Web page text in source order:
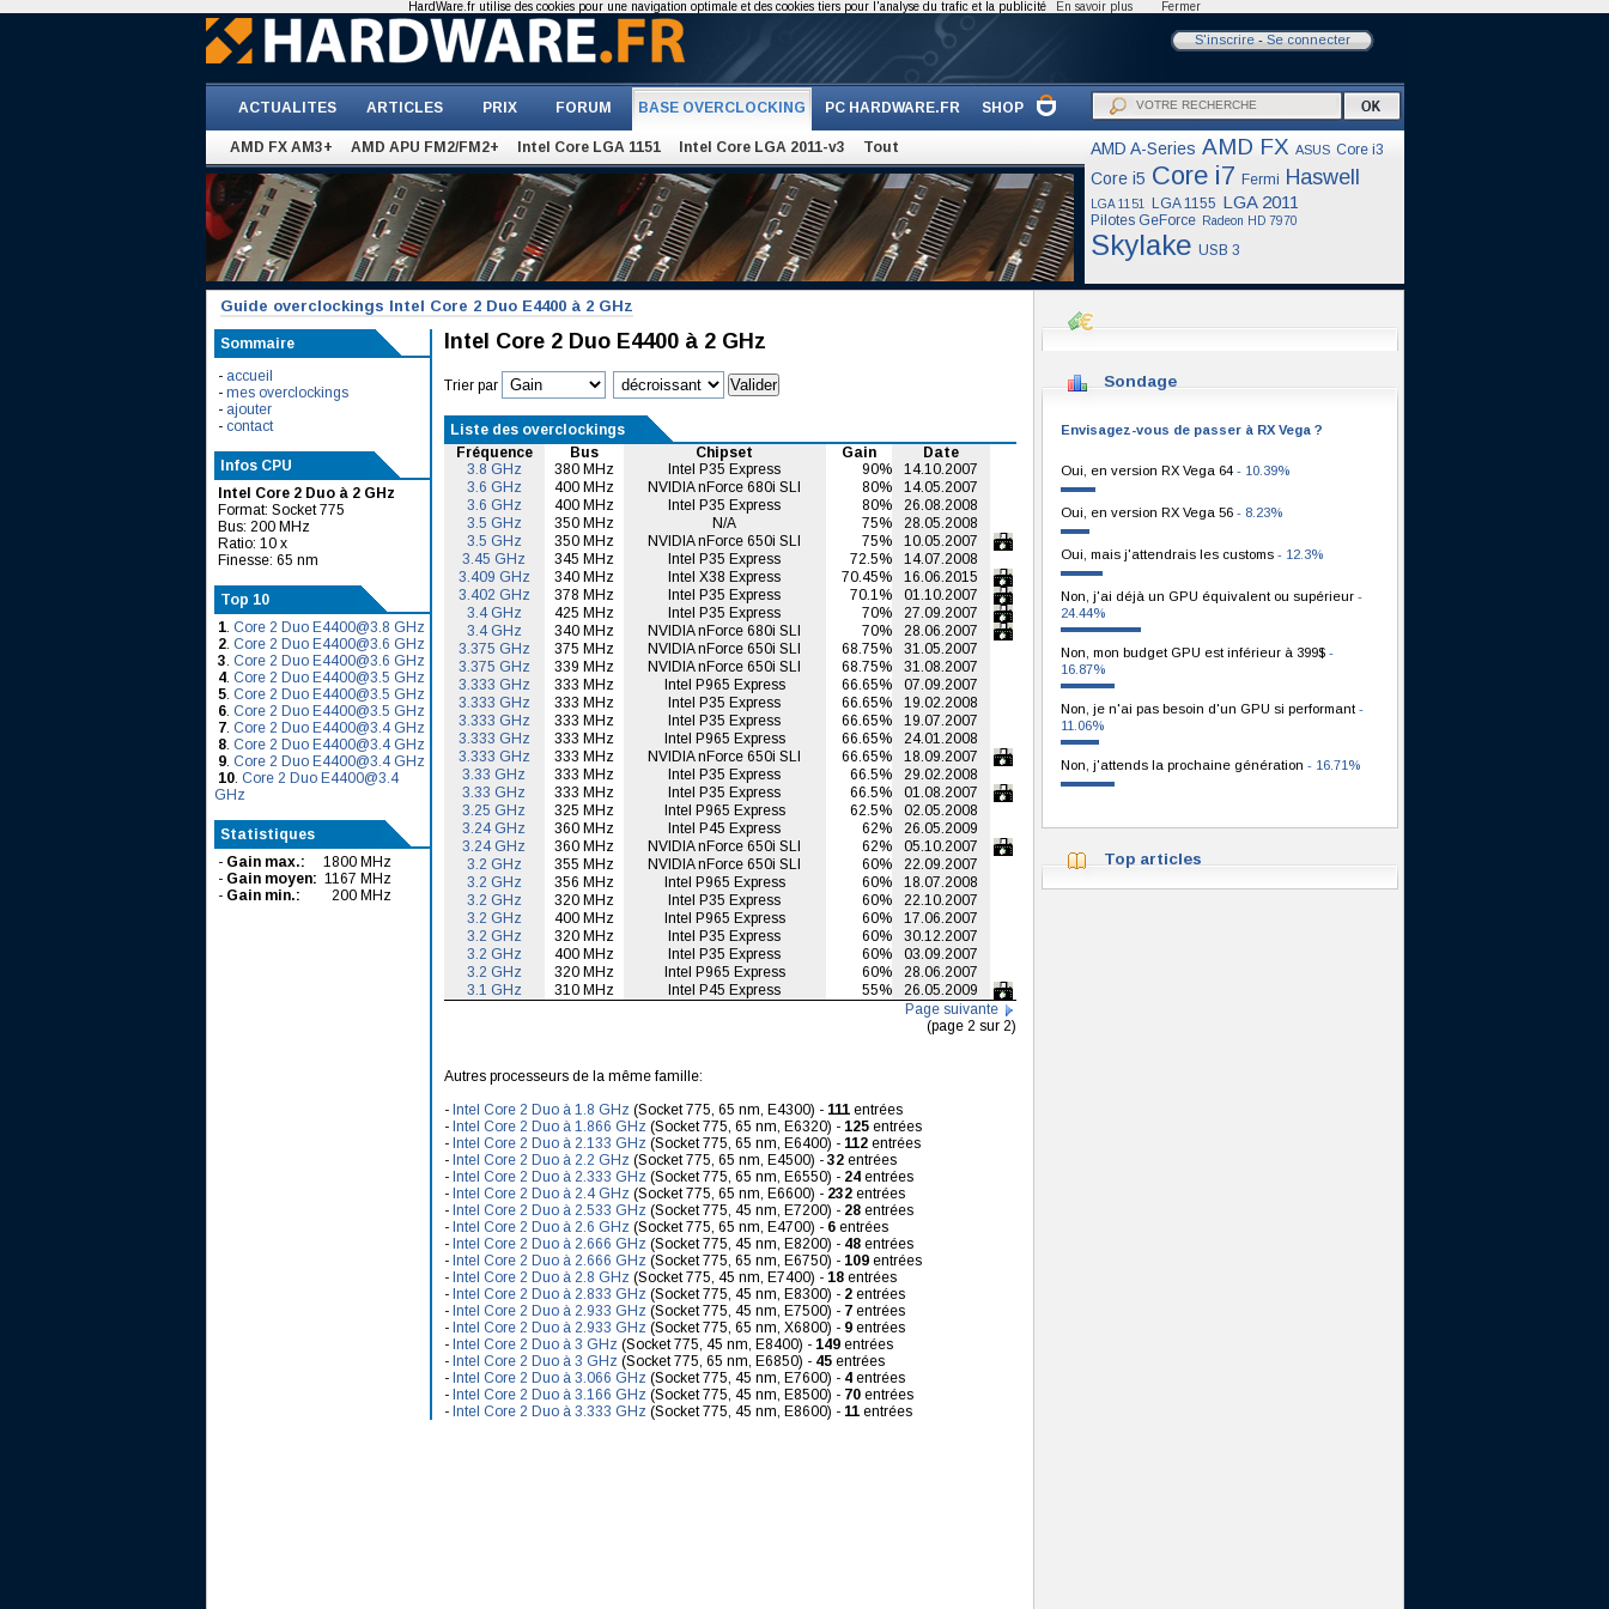
S'inscrire- Se connecter
ACTUALITES ARTICLES PRIX FORUM BASE OVERCLOCKING PC HARDWARE.FR SHOP
AMD FX AM3+ AMD APU FM2/FM2+ Intel Core LGA 1151 Intel Core LGA 2011-v3 Tout AMD A-Series AMD FX ASUS Core i3
Core i5 Core i7 Fermi Haswell
LGA 1151 LGA 1155 LGA 2011
Pilotes GeForce Radeon HD 7970
Skylake USB 3
Guide overclockings Intel Core 2 Duo E4400 à 2 GHz
Sommaire
- accueil
- mes overclockings
- ajouter
- contact
Infos CPU
Intel Core 2 Duo à 2 GHz
Format: Socket 775
Bus: 200 MHz
Ratio: 10 x
Finesse: 65 nm
Top 10
1. Core 2 Duo E4400@3.8 GHz
2. Core 2 Duo E4400@3.6 GHz
3. Core 2 Duo E4400@3.6 GHz
4. Core 2 Duo E4400@3.5 GHz
5. Core 2 Duo E4400@3.5 GHz
6. Core 2 Duo E4400@3.5 GHz
7. Core 2 Duo E4400@3.4 GHz
8. Core 2 Duo E4400@3.4 GHz
9. Core 2 Duo E4400@3.4 GHz
10. Core 2 Duo E4400@3.4
GHz
Statistiques
- Gain max.:
1800 MHz
- Gain moyen: 1167 MHz
- Gain min.: 200 MHz
Intel Core 2 Duo E4400 à 2 GHz
Trier par
Liste des overclockings
Fréquence
Bus Chipset Gain
Date
3.8 GHz
380 MHz Intel P35 Express 90%
14.10.2007
3.6 GHz
400 MHz NVIDIA nForce 680i SLI 80%
14.05.2007
3.6 GHz
400 MHz Intel P35 Express 80%
26.08.2008
3.5 GHz
350 MHz N/A 75%
28.05.2008
3.5 GHz
350 MHz NVIDIA nForce 650i SLI 75%
10.05.2007
3.45 GHz
345 MHz Intel P35 Express 72.5%
14.07.2008
3.409 GHz
340 MHz Intel X38 Express 70.45%
16.06.2015
3.402 GHz
378 MHz Intel P35 Express 70.1%
01.10.2007
3.4 GHz
425 MHz Intel P35 Express 70%
27.09.2007
3.4 GHz
340 MHz NVIDIA nForce 680i SLI 70%
28.06.2007
3.375 GHz
375 MHz NVIDIA nForce 650i SLI 68.75%
31.05.2007
3.375 GHz
339 MHz NVIDIA nForce 650i SLI 68.75%
31.08.2007
3.333 GHz
333 MHz Intel P965 Express 66.65%
07.09.2007
3.333 GHz
333 MHz Intel P35 Express 66.65%
19.02.2008
3.333 GHz
333 MHz Intel P35 Express 66.65%
19.07.2007
3.333 GHz
333 MHz Intel P965 Express 66.65%
24.01.2008
3.333 GHz
333 MHz NVIDIA nForce 650i SLI 66.65%
18.09.2007
3.33 GHz
333 MHz Intel P35 Express 66.5%
29.02.2008
3.33 GHz
333 MHz Intel P35 Express 66.5%
01.08.2007
3.25 GHz
325 MHz Intel P965 Express 62.5%
02.05.2008
3.24 GHz
360 MHz Intel P45 Express 62%
26.05.2009
3.24 GHz
360 MHz NVIDIA nForce 650i SLI 62%
05.10.2007
3.2 GHz
355 MHz NVIDIA nForce 650i SLI 60%
22.09.2007
3.2 GHz
356 MHz Intel P965 Express 60%
18.07.2008
3.2 GHz
320 MHz Intel P35 Express 60%
22.10.2007
3.2 GHz
400 MHz Intel P965 Express 60%
17.06.2007
3.2 GHz
320 MHz Intel P35 Express 60%
30.12.2007
3.2 GHz
400 MHz Intel P35 Express 60%
03.09.2007
3.2 GHz
320 MHz Intel P965 Express 60%
28.06.2007
3.1 GHz
310 MHz Intel P45 Express 55%
26.05.2009
Page suivante
(page 2 sur 2)
Autres processeurs de la même famille:
- Intel Core 2 Duo à 1.8 GHz (Socket 775, 65 nm, E4300) - 111entrées
- Intel Core 2 Duo à 1.866 GHz (Socket 775, 65 nm, E6320) - 125entrées
- Intel Core 2 Duo à 2.133 GHz (Socket 775, 65 nm, E6400) - 112entrées
- Intel Core 2 Duo à 2.2 GHz (Socket 775, 65 nm, E4500) - 32entrées
- Intel Core 2 Duo à 2.333 GHz (Socket 775, 65 nm, E6550) - 24entrées
- Intel Core 2 Duo à 2.4 GHz (Socket 775, 65 nm, E6600) - 232entrées
- Intel Core 2 Duo à 2.533 GHz (Socket 775, 45 nm, E7200) - 28entrées
- Intel Core 2 Duo à 2.6 GHz (Socket 775, 65 nm, E4700) - 6entrées
- Intel Core 2 Duo à 2.666 GHz (Socket 775, 45 nm, E8200) - 48entrées
- Intel Core 2 Duo à 2.666 GHz (Socket 775, 65 nm, E6750) - 109entrées
- Intel Core 2 Duo à 2.8 GHz (Socket 775, 45 nm, E7400) - 18entrées
- Intel Core 2 Duo à 2.833 GHz (Socket 775, 45 nm, E8300) - 2entrées
- Intel Core 2 Duo à 2.933 GHz (Socket 775, 45 nm, E7500) - 7entrées
- Intel Core 2 Duo à 2.933 GHz (Socket 775, 65 nm, X6800) - 9entrées
- Intel Core 2 Duo à 3 GHz (Socket 775, 45 nm, E8400) - 149entrées
- Intel Core 2 Duo à 3 GHz (Socket 775, 65 nm, E6850) - 45entrées
- Intel Core 2 Duo à 3.066 GHz (Socket 775, 45 nm, E7600) - 4entrées
- Intel Core 2 Duo à 3.166 GHz (Socket 775, 45 nm, E8500) - 70entrées
- Intel Core 2 Duo à 3.333 GHz (Socket 775, 45 nm, E8600) - 11entrées
Sondage
Envisagez-vous de passer à RX Vega ?
Oui, en version RX Vega 64 - 10.39%
Oui, en version RX Vega 56 - 8.23%
Oui, mais j'attendrais les customs - 12.3%
Non, j'ai déjà un GPU équivalent ou supérieur -
24.44%
Non, mon budget GPU est inférieur à 399$ -
16.87%
Non, je n'ai pas besoin d'un GPU si performant -
11.06%
Non, j'attends la prochaine génération - 16.71%
Top articles
HardWare.fr utilise des cookies pour une navigation optimale et des cookies tiers pour l'analyse du trafic et la publicité En savoir plus Fermer